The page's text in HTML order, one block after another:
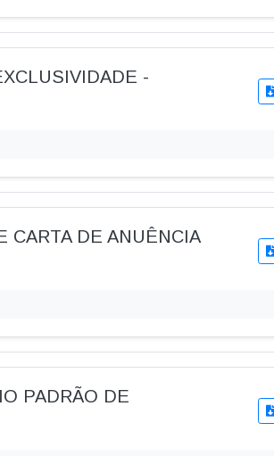
-
CARTA DE ANUÊNCIA
PADRÃO DE